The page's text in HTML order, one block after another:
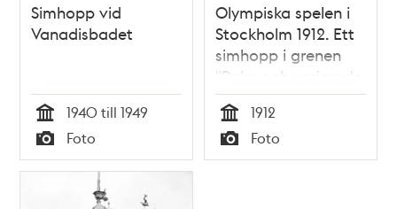
Simhopp vid
Vanadisbadet
Tid
1940 till 1949
Typ
Foto
Olympiska spelen i
Stockholm 1912. Ett
simhopp i grenen
"Raka och varierade
hopp" vid den
olympiska
Simstadion i
Djurgårdsbrunnsviken.
Tid
1912
Typ
Foto